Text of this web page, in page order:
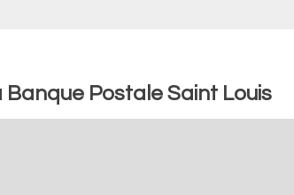
Postale Saint Louis